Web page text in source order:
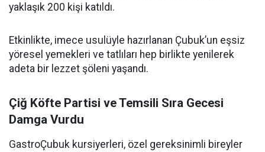
yaklaşık 200 kişi katıldı.
Etkinlikte, imece usulüyle hazırlanan Çubuk’un eşsiz
yöresel yemekleri ve tatlıları hep birlikte yenilerek
adeta bir lezzet şöleni yaşandı.
Çiğ Köfte Partisi ve Temsili Sıra Gecesi
Damga Vurdu
GastroÇubuk kursiyerleri, özel gereksinimli bireyler